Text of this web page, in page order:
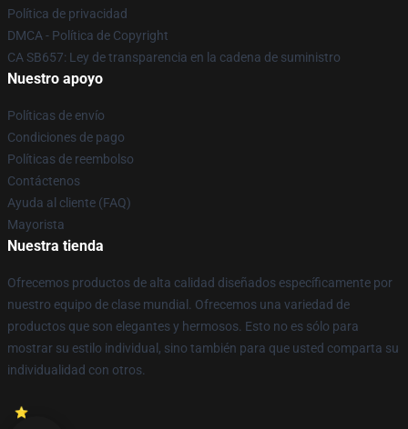
Política de privacidad
DMCA - Política de Copyright
CA SB657: Ley de transparencia en la cadena de suministro
Nuestro apoyo
Políticas de envío
Condiciones de pago
Políticas de reembolso
Contáctenos
Ayuda al cliente (FAQ)
Mayorista
Nuestra tienda
Ofrecemos productos de alta calidad diseñados específicamente por
nuestro equipo de clase mundial. Ofrecemos una variedad de
productos que son elegantes y hermosos. Esto no es sólo para
mostrar su estilo individual, sino también para que usted comparta su
individualidad con otros.